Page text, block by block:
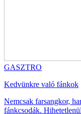
GASZTRO
Kedvünkre való fánkok
Nemcsak farsangkor,
fánkcsodák.